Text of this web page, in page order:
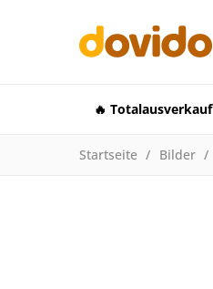
🔥 Totalausverkauf
Startseite Bilder